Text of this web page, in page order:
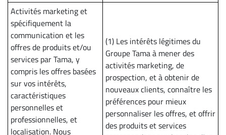
Activités marketing et
spécifiquement la
communication et les
offres de produits et/ou
services par Tama, y
compris les offres basées
sur vos intérêts,
caractéristiques
personnelles et
professionnelles, et
localisation. Nous
(1) Les intérêts légitimes du
Groupe Tama à mener des
activités marketing, de
prospection, et à obtenir de
nouveaux clients, connaître les
préférences pour mieux
personnaliser les offres, et offrir
des produits et services